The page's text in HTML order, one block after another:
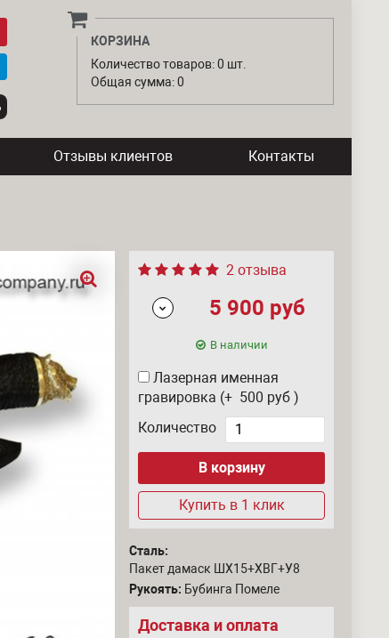
КОРЗИНА
Количество товаров: 0 шт.
Общая сумма: 0
Отзывы клиентов Контакты
2 отзыва
5 900 руб
В наличии
Лазерная именная
гравировка (+ 500 руб )
Количество
Купить в 1 клик
Сталь:
Пакет дамаск ШХ15+ХВГ+У8
Рукоять: Бубинга Помеле
Доставка и оплата